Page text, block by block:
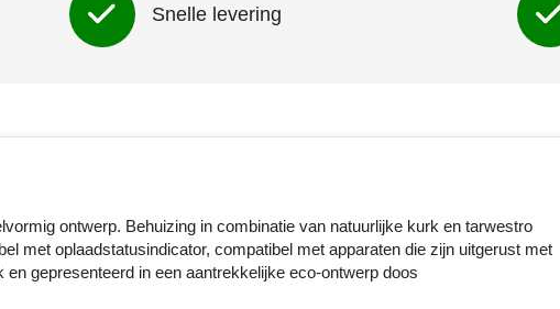
Snelle levering
ontwerp. Behuizing in combinatie van natuurlijke kurk en tarwestro
met oplaadstatusindicator, compatibel met apparaten die zijn uitgerust met
gepresenteerd in een aantrekkelijke eco-ontwerp doos